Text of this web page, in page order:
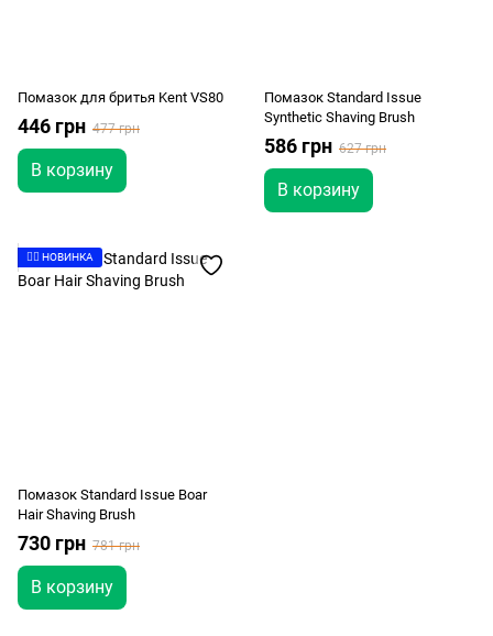
Помазок для бритья Kent VS80
446 грн 477 грн
В корзину
Помазок Standard Issue
Synthetic Shaving Brush
586 грн 627 грн
В корзину
👉🏻 НОВИНКА
Помазок Standard Issue Boar
Hair Shaving Brush
730 грн 781 грн
В корзину